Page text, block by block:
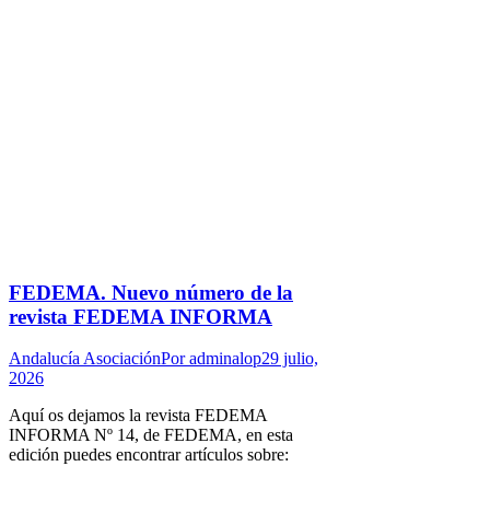
FEDEMA. Nuevo número de la
revista FEDEMA INFORMA
Andalucía AsociaciónPoradminalop29 julio,
2026
Aquí os dejamos la revista FEDEMA
INFORMA Nº 14, de FEDEMA, en esta
edición puedes encontrar artículos sobre: